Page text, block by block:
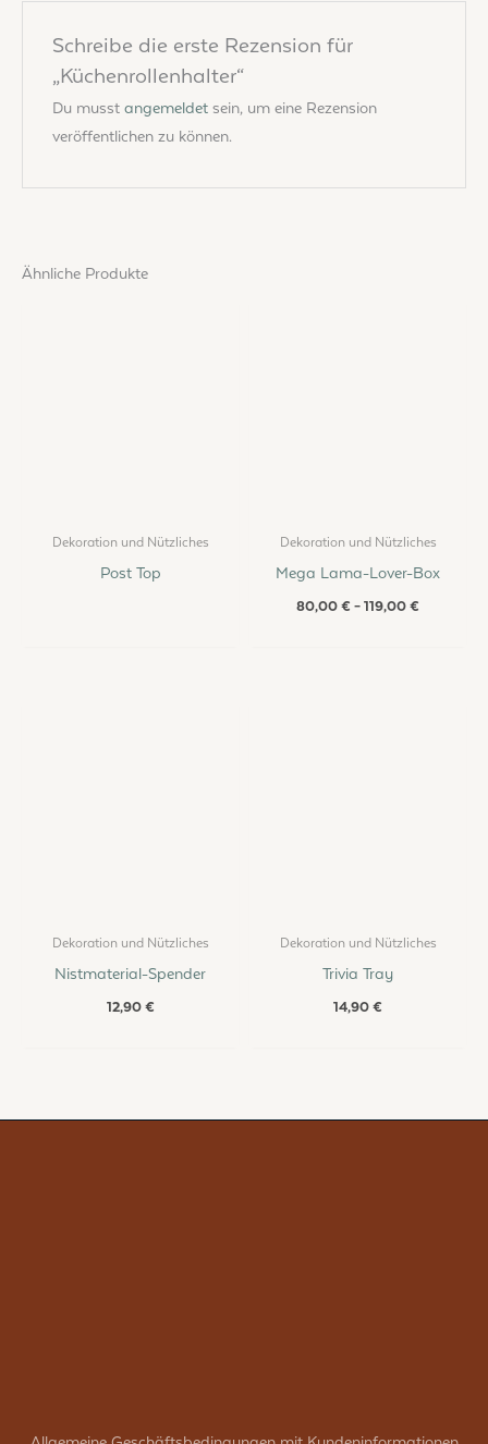
Schreibe die erste Rezension für
„Küchenrollenhalter“
Du musstangemeldet sein, um eine Rezension
veröffentlichen zu können.
Ähnliche Produkte
Dekoration und Nützliches
Post Top
Dekoration und Nützliches
Mega Lama-Lover-Box
80,00€ –119,00€
Dekoration und Nützliches
Nistmaterial-Spender
12,90€
Dekoration und Nützliches
Trivia Tray
14,90€